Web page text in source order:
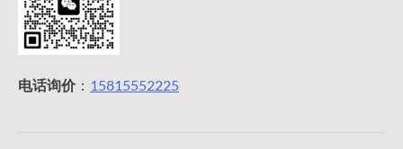
电话询价： 15815552225